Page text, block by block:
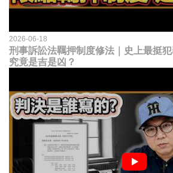
2026-06-18
刑事訴訟法羈押制度修法｜史上最挺
究竟是吉是凶？